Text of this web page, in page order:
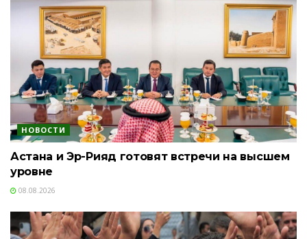
НОВОСТИ
Астана и Эр-Рияд готовят встречи на высшем
уровне
08.08.2026